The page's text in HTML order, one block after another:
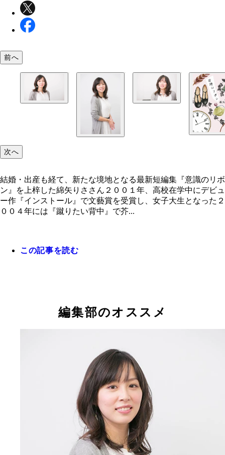
結婚・出産も経て、新たな境地となる最新短編集
のリボン』を上梓した綿矢りささん
前へ
次へ
結婚・出産も経て、新たな境地となる最新短編集『意識のリボ
ン』を上梓した綿矢りささん２００１年、高校在学中にデビュ
ー作『インストール』で文藝賞を受賞し、女子大生となった２
００４年には『蹴りたい背中』で芥...
この記事を読む
編集部のオススメ